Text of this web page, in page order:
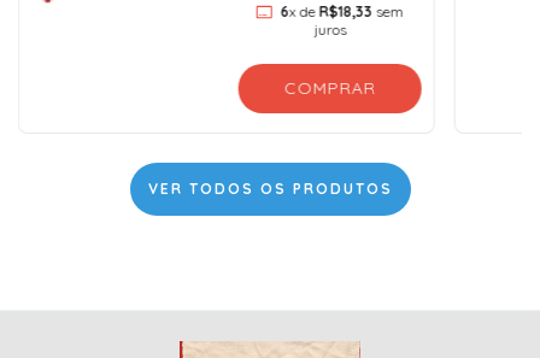
6x de R$18,33 sem
juros
COMPRAR
VER TODOS OS PRODUTOS